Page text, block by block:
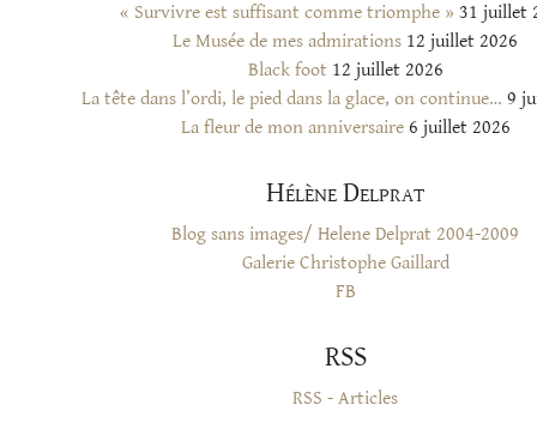
« Survivre est suffisant comme triomphe » 31 juillet
Le Musée de mes admirations 12 juillet 2026
Black foot 12 juillet 2026
La tête dans l’ordi, le pied dans la glace, on continue… 9
La fleur de mon anniversaire 6 juillet 2026
Hélène Delprat
Blog sans images/ Helene Delprat 2004-2009
Galerie Christophe Gaillard
FB
RSS
RSS - Articles